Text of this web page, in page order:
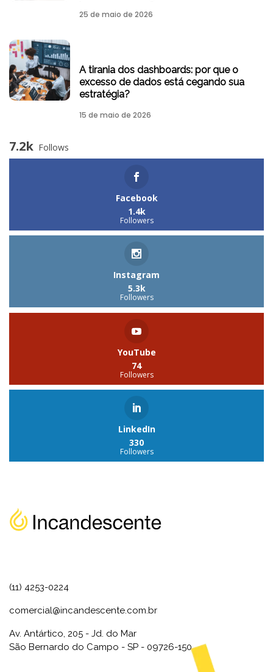
25 de maio de 2026
A tirania dos dashboards: por que o
excesso de dados está cegando sua
estratégia?
15 de maio de 2026
7.2k Follows
Facebook
1.4k
Followers
Instagram
5.3k
Followers
YouTube
74
Followers
LinkedIn
330
Followers
(11) 4253-0224
comercial@incandescente.com.br
Av. Antártico, 205 - Jd. do Mar
São Bernardo do Campo - SP - 09726-150